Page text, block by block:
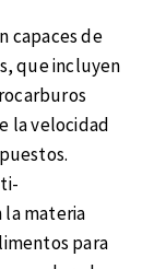
capaces de
que incluyen
la velocidad
la materia
para